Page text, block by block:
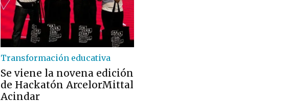
Transformación educativa
Se viene la novena edición
de Hackatón ArcelorMittal
Acindar